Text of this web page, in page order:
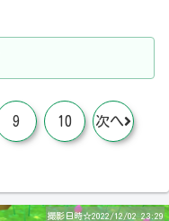
9 10 次へ
撮影日時☆2022/12/02 23:29